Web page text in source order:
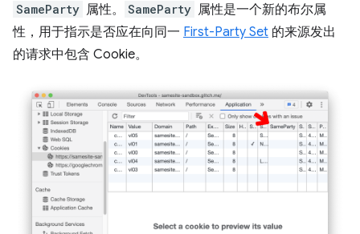
SameParty 属性。 SameParty 属性是一个新的布尔属
性，用于指示是否应在向同一 First-Party Set 的来源发出
的请求中包含 Cookie。